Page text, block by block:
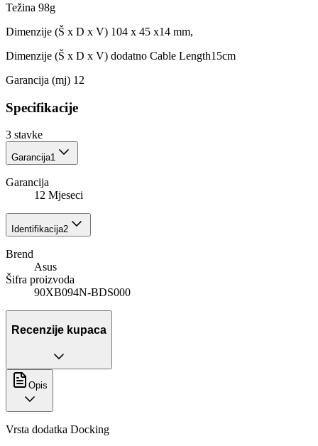
Težina 98g
Dimenzije (Š x D x V) 104 x 45 x14 mm,
Dimenzije (Š x D x V) dodatno Cable Length15cm
Garancija (mj) 12
Specifikacije
3 stavke
Garancija1
Garancija
12 Mjeseci
Identifikacija2
Brend
Asus
Šifra proizvoda
90XB094N-BDS000
Recenzije kupaca
Opis
Vrsta dodatka Docking